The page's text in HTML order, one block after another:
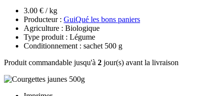
3.00 € / kg
Producteur : GuiQué les bons paniers
Agriculture : Biologique
Type produit : Légume
Conditionnement : sachet 500 g
Produit commandable jusqu'à 2 jour(s) avant la livraison